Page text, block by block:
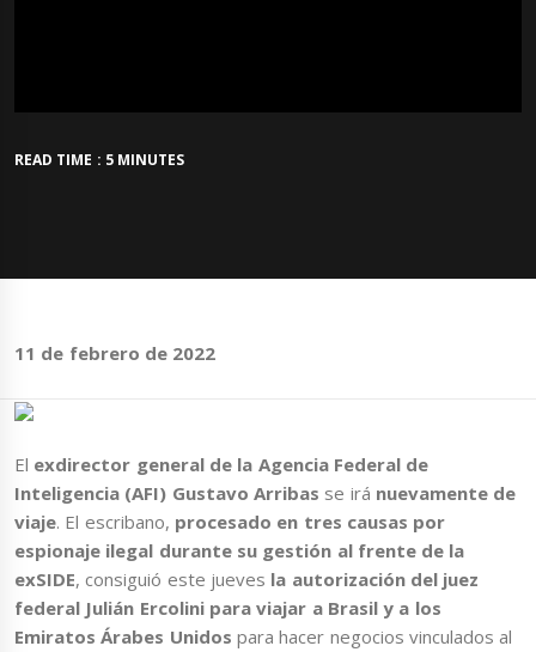
READ TIME : 5 MINUTES
11 de febrero de 2022
El exdirector general de la Agencia Federal de
Inteligencia (AFI) Gustavo Arribas se irá nuevamente de
viaje. El escribano, procesado en tres causas por
espionaje ilegal durante su gestión al frente de la
exSIDE, consiguió este jueves la autorización del juez
federal Julián Ercolini para viajar a Brasil y a los
Emiratos Árabes Unidos para hacer negocios vinculados al